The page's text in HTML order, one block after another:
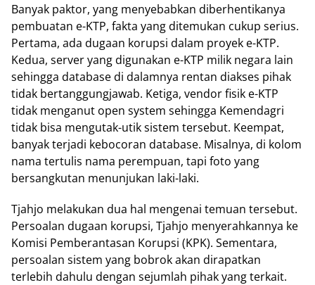
Banyak paktor, yang menyebabkan diberhentikanya
pembuatan e-KTP, fakta yang ditemukan cukup serius.
Pertama, ada dugaan korupsi dalam proyek e-KTP.
Kedua, server yang digunakan e-KTP milik negara lain
sehingga database di dalamnya rentan diakses pihak
tidak bertanggungjawab. Ketiga, vendor fisik e-KTP
tidak menganut open system sehingga Kemendagri
tidak bisa mengutak-utik sistem tersebut. Keempat,
banyak terjadi kebocoran database. Misalnya, di kolom
nama tertulis nama perempuan, tapi foto yang
bersangkutan menunjukan laki-laki.
Tjahjo melakukan dua hal mengenai temuan tersebut.
Persoalan dugaan korupsi, Tjahjo menyerahkannya ke
Komisi Pemberantasan Korupsi (KPK). Sementara,
persoalan sistem yang bobrok akan dirapatkan
terlebih dahulu dengan sejumlah pihak yang terkait.